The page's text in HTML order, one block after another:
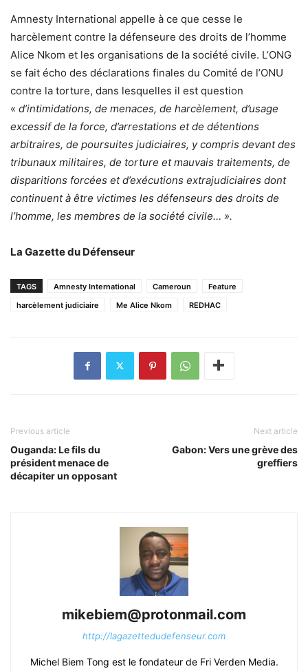
Amnesty International appelle à ce que cesse le
harcèlement contre la défenseure des droits de l’homme
Alice Nkom et les organisations de la société civile. L’ONG
se fait écho des déclarations finales du Comité de l’ONU
contre la torture, dans lesquelles il est question
« d’intimidations, de menaces, de harcèlement, d’usage
excessif de la force, d’arrestations et de détentions
arbitraires, de poursuites judiciaires, y compris devant des
tribunaux militaires, de torture et mauvais traitements, de
disparitions forcées et d’exécutions extrajudiciaires dont
continuent à être victimes les défenseurs des droits de
l’homme, les membres de la société civile… ».
La Gazette du Défenseur
TAGS Amnesty International Cameroun
Feature
harcèlement judiciaire
Me Alice Nkom REDHAC
Previous article
Ouganda: Le fils du
président menace de
décapiter un opposant
Next article
Gabon: Vers une grève des
greffiers
mikebiem@protonmail.com
http://lagazettedudefenseur.com
Michel Biem Tong est le fondateur de Fri Verden Media.